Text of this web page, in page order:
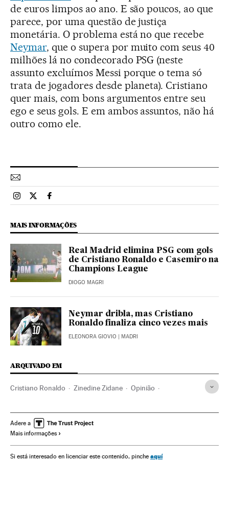
de euros limpos ao ano. E são poucos, ao que
parece, por uma questão de justiça
monetária. O problema está no que recebe
Neymar, que o supera por muito com seus 40
milhões lá no condecorado PSG (neste
assunto excluímos Messi porque o tema só
trata de jogadores desde planeta). Cristiano
quer mais, com bons argumentos entre seu
ego e seus gols. E em ambos assuntos, não há
outro como ele.
Esportes El País Brasil en Instagram
Esportes El País Brasil en Twitter
Esportes El País Brasil en Facebook
MAIS INFORMAÇÕES
Real Madrid elimina PSG com gols
de Cristiano Ronaldo e Casemiro na
Champions League
DIOGO MAGRI
Neymar dribla, mas Cristiano
Ronaldo finaliza cinco vezes mais
ELEONORA GIOVIO | MADRI
ARQUIVADO EM
Cristiano Ronaldo Zinedine Zidane Opinião
Primeira divisão Real Madrid
Times esportes
Esportes
Adere a
Mais informações
Si está interesado en licenciar este contenido, pinche aquí